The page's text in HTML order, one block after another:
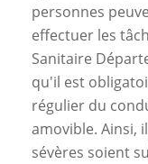
personnes
effectuer les
Sanitaire
qu'il est
régulier du
amovible. Ainsi,
sévères soient